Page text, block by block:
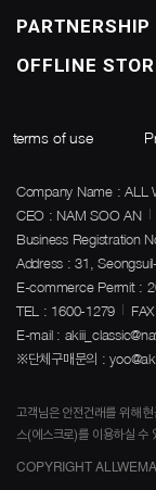
PARTNERSHIP
OFFLINE
terms of use
Company Name : ALL
CEO : NAM SOO AN
Business Registration
Address : 31,
E-commerce Permit :
TEL : 1600-1279
E-mail :
※단체구매문의 :
고객님은 안전건래를 위해
스(에스크로)를 이용하실 수
COPYRIGHT